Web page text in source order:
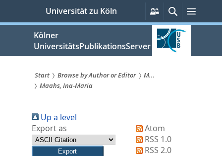
springen
Universität zu Köln
Persönliche
Services
Suche
Kölner
UniversitätsPublikationsServer
Sie
sind
hier:
Start Browse by Author or Editor
M...
Maahs, Ina-Maria
Up a level
Export as
Atom
RSS 1.0
RSS 2.0